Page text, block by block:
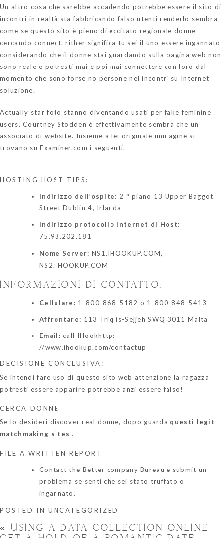
Un altro cosa che sarebbe accadendo potrebbe essere il sito di
incontri in realtà sta fabbricando falso utenti renderlo sembra
come se questo sito è pieno di eccitato regionale donne
cercando connect. rither significa tu sei il uno essere ingannato
considerando che il donne stai guardando sulla pagina web non
sono reale e potresti mai e poi mai connettere con loro dal
momento che sono forse no persone nel incontri su Internet
soluzione.
Actually star foto stanno diventando usati per fake feminine
users. Courtney Stodden è effettivamente sembra che un
associato di website. Insieme a lei originale immagine si
trovano su Examiner.com i seguenti.
HOSTING HOST TIPS:
Indirizzo dell’ospite: 2 ° piano 13 Upper Baggot
Street Dublin 4, Irlanda
Indirizzo protocollo Internet di Host:
75.98.202.181
Nome Server: NS1.IHOOKUP.COM,
NS2.IHOOKUP.COM
INFORMAZIONI DI CONTATTO:
Cellulare: 1-800-868-5182 o 1-800-848-5413
Affrontare: 113 Triq is-Sejjeh SWQ 3011 Malta
Email:call IHookhttp:
//www.ihookup.com/contactup
DECISIONE CONCLUSIVA:
Se intendi fare uso di questo sito web attenzione la ragazza
potresti essere apparire potrebbe anzi essere falso!
CERCA DONNE
Se lo desideri discover real donne, dopo guarda questi legit
matchmaking sites.
FILE A WRITTEN REPORT
Contact the Better company Bureau e submit un
problema se senti che sei stato truffato o
ingannato.
POSTED IN UNCATEGORIZED
«
USING A DATA COLLECTION ONLINE